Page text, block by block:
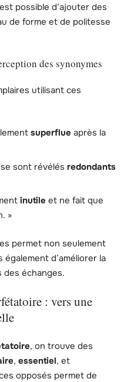
possible d’ajouter des
de forme et de politesse
des synonymes
utilisant ces
superflue après la
sont révélés redondants
inutile et ne fait que
»
permet non seulement
également d’améliorer la
des échanges.
: vers une
, on trouve des
, essentiel, et
opposés permet de